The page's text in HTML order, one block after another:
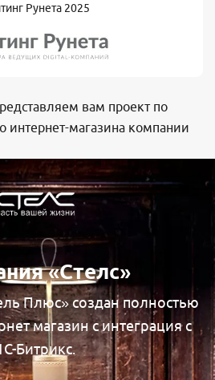
Рунета 2025
вам проект по
интернет-магазина компании
«Стелс»
Плюс» создан полностью
магазин с интеграция с
Битрикс.